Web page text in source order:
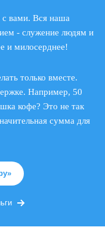
с вами. Вся наша
- служение людям и
и милосерднее!
только вместе.
Например, 50
кофе? Это не так
сумма для